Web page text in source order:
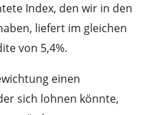
Index, den wir in den
liefert im gleichen
von 5,4%.
einen
sich lohnen könnte,